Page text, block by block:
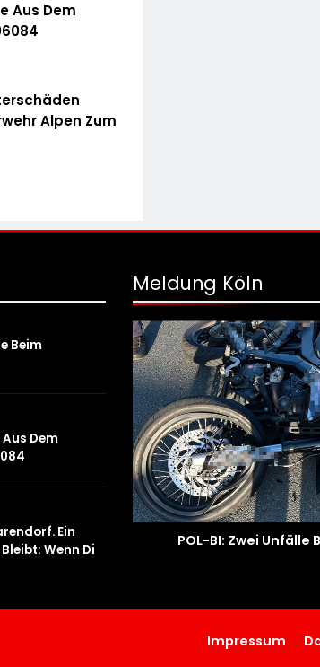
Aus Dem
Alpen Zum
Beim
Aus Dem
Ein
Wenn Die
Meldung Köln
POL-BI: Zwei Unfälle
Impressum